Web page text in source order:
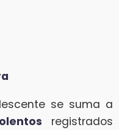
se suma a
registrados